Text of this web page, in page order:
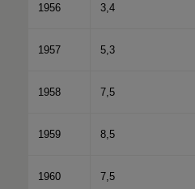
1956 3,4
1957 5,3
1958 7,5
1959 8,5
1960 7,5